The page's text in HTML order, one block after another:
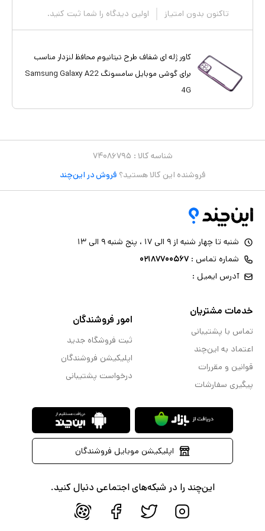
تاکنون بدون امتیاز اولین دیدگاه را شما ثبت کنید.
کاور ژله ای شفاف طرح تیتانیوم محافظ لنزدار مناسب
برای گوشی موبایل سامسونگ Samsung Galaxy A22
4G
شناسه کالا : ۷۴۰۸۶۷۹۵
فروشنده این کالا هستید؟ فروش در این‌چند
شنبه تا چهار شنبه از ۹ الی ۱۷ ، پنج شنبه ۹ الی ۱۳
شماره تماس : ۰۲۱۸۷۷۰۰۵۶۷
آدرس ایمیل :
خدمات مشتریان
تماس با پشتیبانی
اعتماد به این‌چند
قوانین و مقررات
پیگیری سفارشات
امور فروشندگان
ثبت فروشگاه جدید
اپلیکیشن فروشندگان
درخواست پشتیبانی
اپلیکیشن موبایل فروشندگان
این‌چند را در شبکه‌های اجتماعی دنبال کنید.